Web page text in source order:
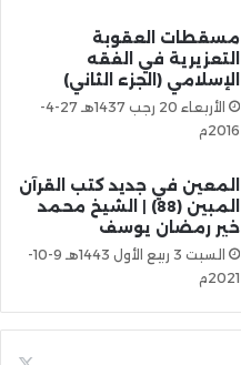
مسقطات العقوبة
التعزيرية في الفقه
الإسلامي (الجزء الثاني)
الأربعاء 20 رجب 1437هـ 27-4-
2016م
المعين في جديد كتب القرآن
المبين (88) | الشيخ محمد
خير رمضان يوسف
السبت 3 ربيع الأول 1443هـ 9-10-
2021م